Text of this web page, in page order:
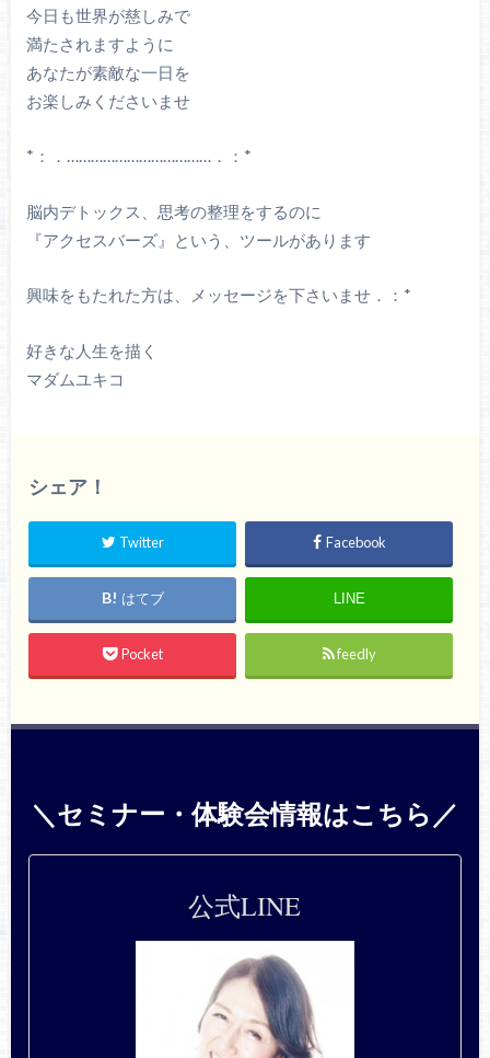
今日も世界が慈しみで
満たされますように
あなたが素敵な一日を
お楽しみくださいませ
*：．………………………………．：*
脳内デトックス、思考の整理をするのに
『アクセスバーズ』という、ツールがあります
興味をもたれた方は、メッセージを下さいませ．：*
好きな人生を描く
マダムユキコ
シェア！
Twitter Facebook
はてブ LINE
Pocket feedly
＼セミナー・体験会情報はこちら／
公式LINE